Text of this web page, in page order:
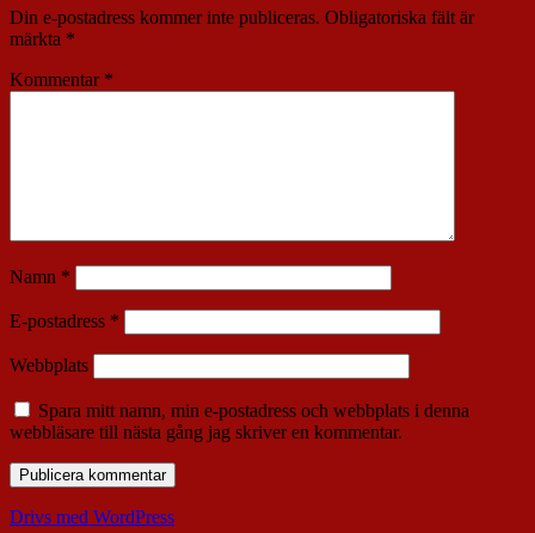
Din e-postadress kommer inte publiceras. Obligatoriska fält är
märkta *
Kommentar *
Namn *
E-postadress *
Webbplats
Spara mitt namn, min e-postadress och webbplats i denna
webbläsare till nästa gång jag skriver en kommentar.
Drivs med WordPress